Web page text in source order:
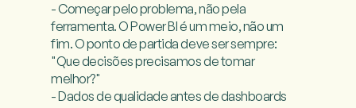
- Começar pelo problema, não pela
ferramenta. O Power BI é um meio, não um
fim. O ponto de partida deve ser sempre:
"Que decisões precisamos de tomar
melhor?"
- Dados de qualidade antes de dashboards